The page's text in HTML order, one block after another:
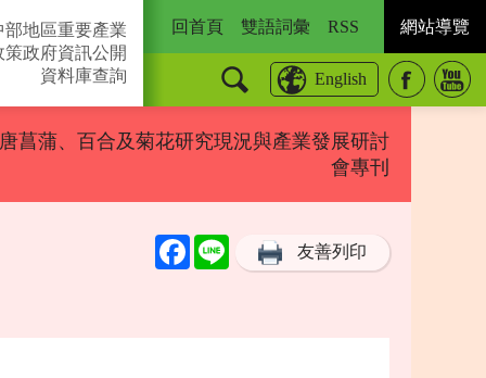
部地區重要產業
策政府資訊公開
資料庫查詢
回首頁 雙語詞彙 RSS 網站導覽
English
菖蒲、百合及菊花研究現況與產業發展研討
會專刊
Facebook
Line 友善列印